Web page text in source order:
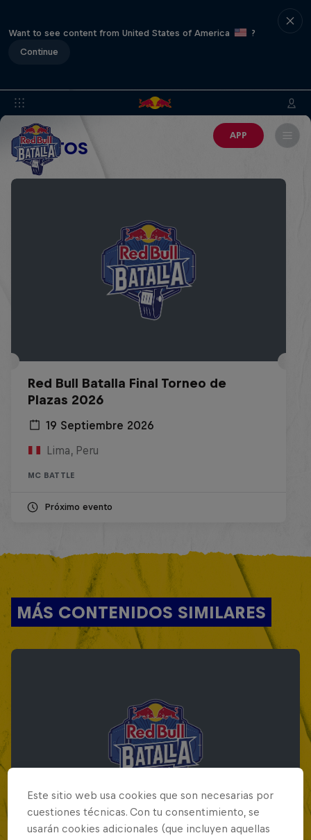
Want to see content from United States of America
?
Continue
APP
EVENTOS
Red Bull Batalla Final Torneo de
Plazas 2026
19 Septiembre 2026
Lima, Peru
MC BATTLE
Próximo evento
MÁS CONTENIDOS SIMILARES
Este sitio web usa cookies que son necesarias por
cuestiones técnicas. Con tu consentimiento, se
usarán cookies adicionales (que incluyen aquellas